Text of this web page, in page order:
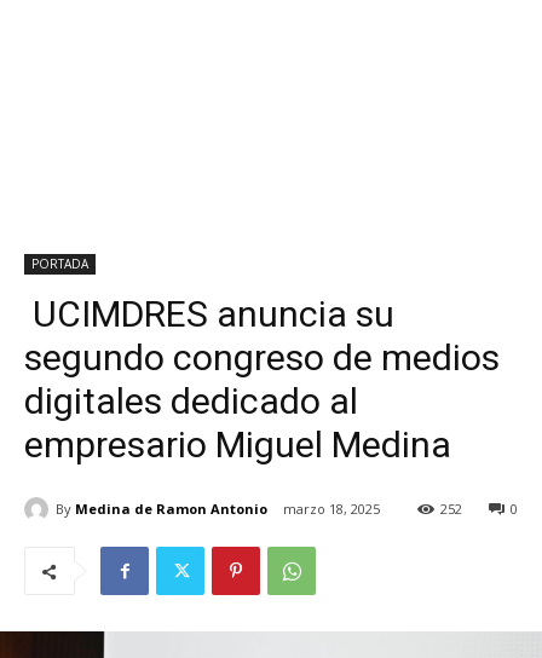
PORTADA
UCIMDRES anuncia su
segundo congreso de medios
digitales dedicado al
empresario Miguel Medina
By Medina de Ramon Antonio marzo 18, 2025 0
252